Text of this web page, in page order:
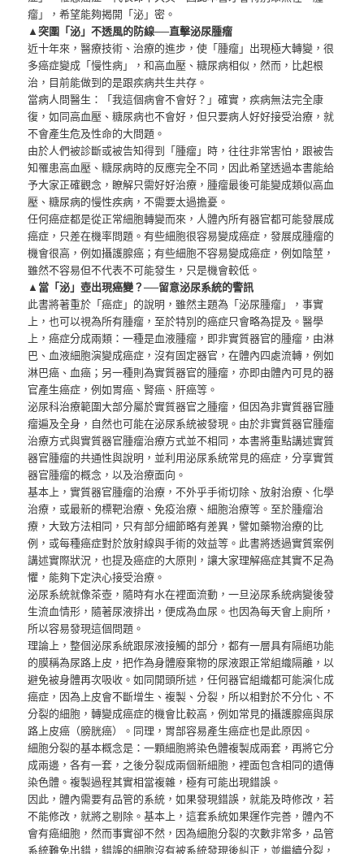
瘤」，希望能夠揭開「泌」密。
▲突圍「泌」不透風的防線──直擊泌尿腫瘤
近十年來，醫療技術、治療的進步，使「腫瘤」出現極大轉變，很
多癌症變成「慢性病」，和高血壓、糖尿病相似，然而，比起根
治，目前能做到的是跟疾病共生共存。
當病人問醫生：「我這個病會不會好？」確實，疾病無法完全康
復，如同高血壓、糖尿病也不會好，但只要病人好好接受治療，就
不會產生危及性命的大問題。
由於人們被診斷或被告知得到「腫瘤」時，往往非常害怕，跟被告
知罹患高血壓、糖尿病時的反應完全不同，因此希望透過本書能給
予大家正確觀念，瞭解只需好好治療，腫瘤最後可能變成類似高血
壓、糖尿病的慢性疾病，不需要太過擔憂。
任何癌症都是從正常細胞轉變而來，人體內所有器官都可能發展成
癌症，只差在機率問題。有些細胞很容易變成癌症，發展成腫瘤的
機會很高，例如攝護腺癌；有些細胞不容易變成癌症，例如陰莖，
雖然不容易但不代表不可能發生，只是機會較低。
▲當「泌」壺出現癌變？──留意泌尿系統的警訊
此書將著重於「癌症」的說明，雖然主題為「泌尿腫瘤」，事實
上，也可以視為所有腫瘤，至於特別的癌症只會略為提及。醫學
上，癌症分成兩類：一種是血液腫瘤，即非實質器官的腫瘤，由淋
巴、血液細胞演變成癌症，沒有固定器官，在體內四處流轉，例如
淋巴癌、血癌；另一種則為實質器官的腫瘤，亦即由體內可見的器
官產生癌症，例如胃癌、腎癌、肝癌等。
泌尿科治療範圍大部分屬於實質器官之腫瘤，但因為非實質器官腫
瘤遍及全身，自然也可能在泌尿系統被發現。由於非實質器官腫瘤
治療方式與實質器官腫瘤治療方式並不相同，本書將重點講述實質
器官腫瘤的共通性與說明，並利用泌尿系統常見的癌症，分享實質
器官腫瘤的概念，以及治療面向。
基本上，實質器官腫瘤的治療，不外乎手術切除、放射治療、化學
治療，或最新的標靶治療、免疫治療、細胞治療等。至於腫瘤治
療，大致方法相同，只有部分細節略有差異，譬如藥物治療的比
例，或每種癌症對於放射線與手術的效益等。此書將透過實質案例
講述實際狀況，也提及癌症的大原則，讓大家理解癌症其實不足為
懼，能夠下定決心接受治療。
泌尿系統就像茶壺，隨時有水在裡面流動，一旦泌尿系統病變後發
生流血情形，隨著尿液排出，便成為血尿。也因為每天會上廁所，
所以容易發現這個問題。
理論上，整個泌尿系統跟尿液接觸的部分，都有一層具有隔絕功能
的膜稱為尿路上皮，把作為身體廢棄物的尿液跟正常組織隔離，以
避免被身體再次吸收。如同開頭所述，任何器官組織都可能演化成
癌症，因為上皮會不斷增生、複製、分裂，所以相對於不分化、不
分裂的細胞，轉變成癌症的機會比較高，例如常見的攝護腺癌與尿
路上皮癌（膀胱癌）。同理，胃部容易產生癌症也是此原因。
細胞分裂的基本概念是：一顆細胞將染色體複製成兩套，再將它分
成兩邊，各有一套，之後分裂成兩個新細胞，裡面包含相同的遺傳
染色體。複製過程其實相當複雜，極有可能出現錯誤。
因此，體內需要有品管的系統，如果發現錯誤，就能及時修改，若
不能修改，就將之剔除。基本上，這套系統如果運作完善，體內不
會有癌細胞，然而事實卻不然，因為細胞分裂的次數非常多，品管
系統難免出錯，錯誤的細胞沒有被系統發現後糾正，並繼續分裂，